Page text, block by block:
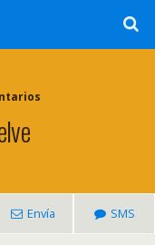
Envía SMS